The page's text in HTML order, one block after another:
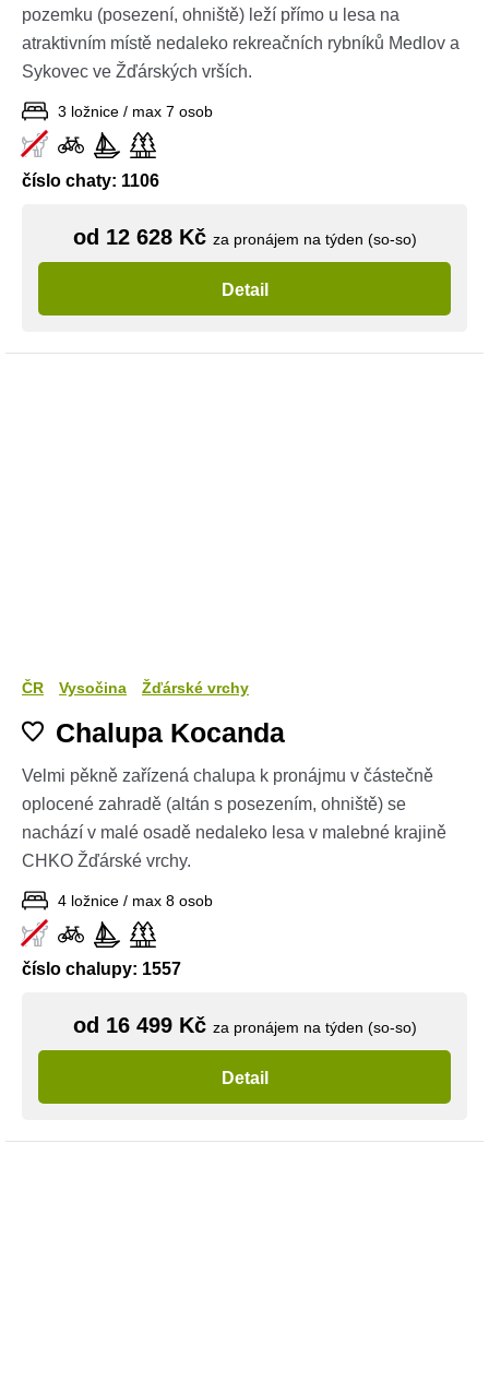
pozemku (posezení, ohniště) leží přímo u lesa na
atraktivním místě nedaleko rekreačních rybníků Medlov a
Sykovec ve Žďárských vrších.
3 ložnice / max 7 osob
číslo chaty: 1106
od 12 628 Kč za pronájem na týden (so-so)
Detail
ČR Vysočina Žďárské vrchy
Chalupa Kocanda
Velmi pěkně zařízená chalupa k pronájmu v částečně
oplocené zahradě (altán s posezením, ohniště) se
nachází v malé osadě nedaleko lesa v malebné krajině
CHKO Žďárské vrchy.
4 ložnice / max 8 osob
číslo chalupy: 1557
od 16 499 Kč za pronájem na týden (so-so)
Detail